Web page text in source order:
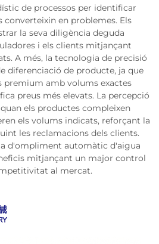
de processos per identificar
converteixin en problemes. Els
la seva diligència deguda
i els clients mitjançant
A més, la tecnologia de precisió
diferenciació de producte, ja que
amb volums exactes
preus més elevats. La percepció
els productes compleixen
els volums indicats, reforçant la
les reclamacions dels clients.
d'ompliment automàtic d'aigua
mitjançant un major control
al mercat.